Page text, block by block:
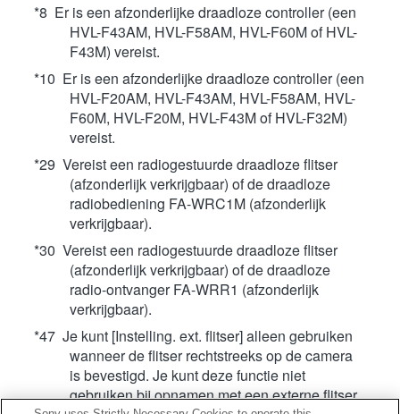
*8 Er is een afzonderlijke draadloze controller (een
HVL-F43AM, HVL-F58AM, HVL-F60M of HVL-
F43M) vereist.
*10 Er is een afzonderlijke draadloze controller (een
HVL-F20AM, HVL-F43AM, HVL-F58AM, HVL-
F60M, HVL-F20M, HVL-F43M of HVL-F32M)
vereist.
*29 Vereist een radiogestuurde draadloze flitser
(afzonderlijk verkrijgbaar) of de draadloze
radiobediening FA-WRC1M (afzonderlijk
verkrijgbaar).
*30 Vereist een radiogestuurde draadloze flitser
(afzonderlijk verkrijgbaar) of de draadloze
radio-ontvanger FA-WRR1 (afzonderlijk
verkrijgbaar).
*47 Je kunt [Instelling. ext. flitser] alleen gebruiken
wanneer de flitser rechtstreeks op de camera
is bevestigd. Je kunt deze functie niet
gebruiken bij opnamen met een externe flitser